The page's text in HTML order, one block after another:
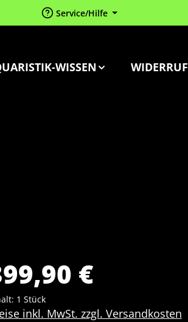
Service/Hilfe
WISSEN WIDERRUF
€
1 Stück
inkl. MwSt. zzgl. Versandkosten